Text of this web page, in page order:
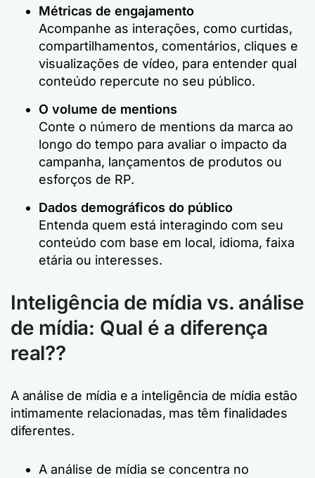
Métricas de engajamento
Acompanhe as interações, como curtidas,
compartilhamentos, comentários, cliques e
visualizações de vídeo, para entender qual
conteúdo repercute no seu público.
O volume de mentions
Conte o número de mentions da marca ao
longo do tempo para avaliar o impacto da
campanha, lançamentos de produtos ou
esforços de RP.
Dados demográficos do público
Entenda quem está interagindo com seu
conteúdo com base em local, idioma, faixa
etária ou interesses.
Inteligência de mídia vs. análise
de mídia: Qual é a diferença
real??
A análise de mídia e a inteligência de mídia estão
intimamente relacionadas, mas têm finalidades
diferentes.
A análise de mídia se concentra no